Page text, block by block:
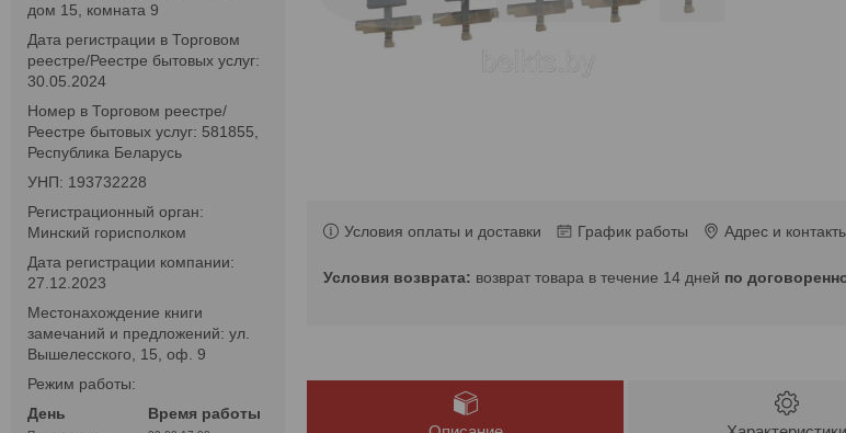
Условия оплаты и доставки График работы Адрес и
возврат товара в течение 14 дней по
дом 15, комната 9
Дата регистрации в Торговом
реестре/Реестре бытовых услуг:
30.05.2024
Номер в Торговом реестре/
Реестре бытовых услуг: 581855,
Республика Беларусь
УНП: 193732228
Регистрационный орган:
Минский горисполком
Дата регистрации компании:
27.12.2023
Местонахождение книги
замечаний и предложений: ул.
Вышелесского, 15, оф. 9
Режим работы:
День
Время работы